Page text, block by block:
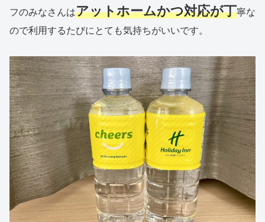
フのみなさんはアットホームかつ対応が丁寧な
ので利用するたびにとても気持ちがいいです。